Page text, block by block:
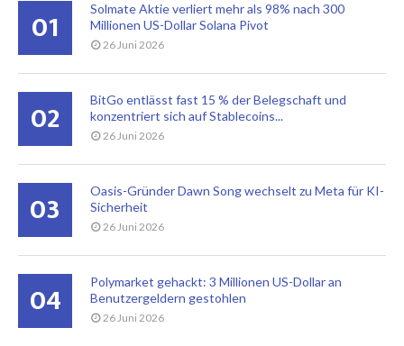
01
Solmate Aktie verliert mehr als 98% nach 300
Millionen US-Dollar Solana Pivot
26 Juni 2026
02
BitGo entlässt fast 15 % der Belegschaft und
konzentriert sich auf Stablecoins...
26 Juni 2026
03
Oasis-Gründer Dawn Song wechselt zu Meta für KI-
Sicherheit
26 Juni 2026
04
Polymarket gehackt: 3 Millionen US-Dollar an
Benutzergeldern gestohlen
26 Juni 2026